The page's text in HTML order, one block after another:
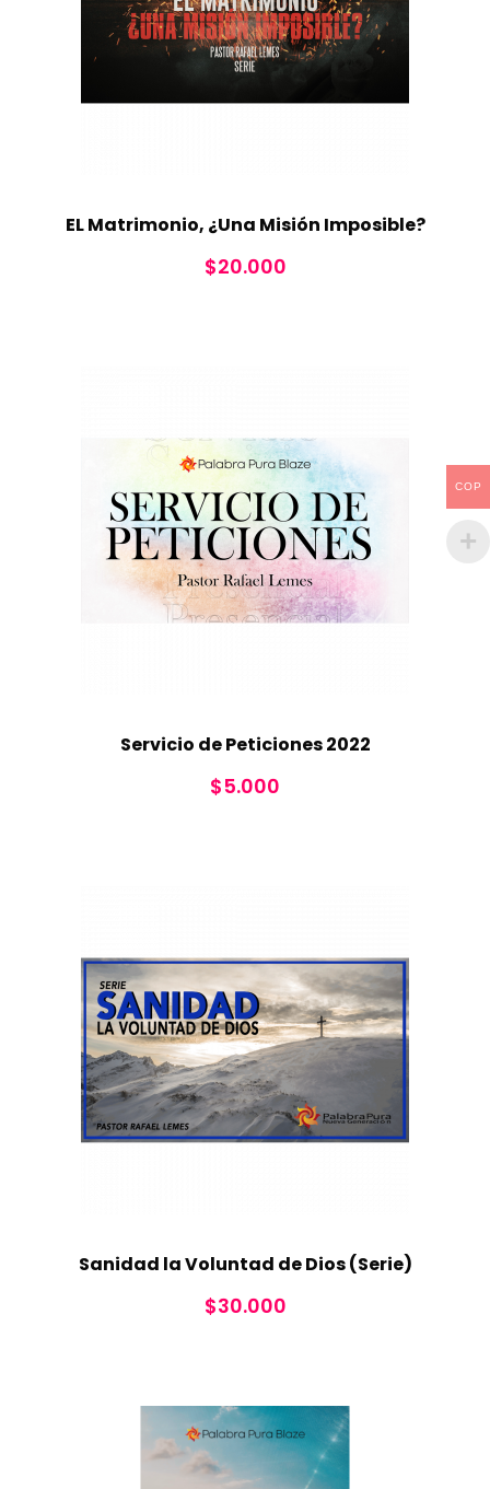
EL Matrimonio, ¿Una Misión Imposible?
$20.000
Servicio de Peticiones 2022
$5.000
Sanidad la Voluntad de Dios (Serie)
$30.000
COP